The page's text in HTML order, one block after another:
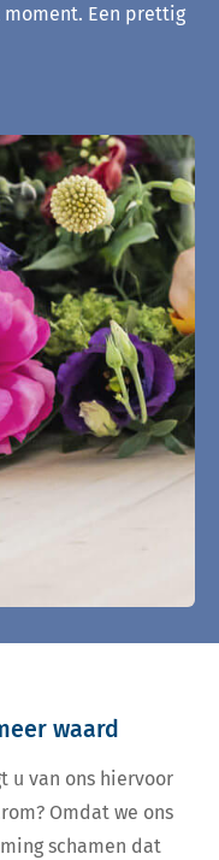
Een prettig
waard
u van ons hiervoor
Omdat we ons
schamen dat